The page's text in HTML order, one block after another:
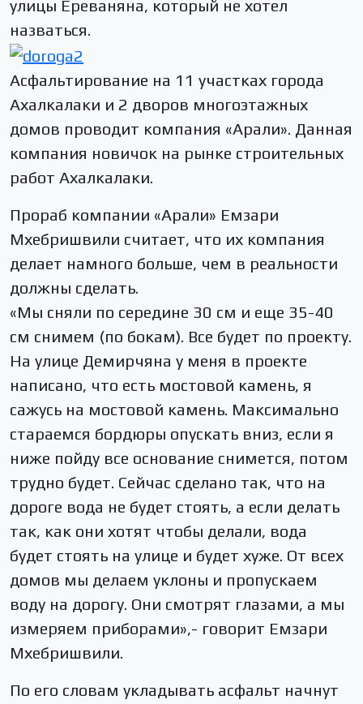
улицы Ереваняна, который не хотел
назваться.
Асфальтирование на 11 участках города
Ахалкалаки и 2 дворов многоэтажных
домов проводит компания «Арали». Данная
компания новичок на рынке строительных
работ Ахалкалаки.
Прораб компании «Арали» Емзари
Мхебришвили считает, что их компания
делает намного больше, чем в реальности
должны сделать.
«Мы сняли по середине 30 см и еще 35-40
см снимем (по бокам). Все будет по проекту.
На улице Демирчяна у меня в проекте
написано, что есть мостовой камень, я
сажусь на мостовой камень. Максимально
стараемся бордюры опускать вниз, если я
ниже пойду все основание снимется, потом
трудно будет. Сейчас сделано так, что на
дороге вода не будет стоять, а если делать
так, как они хотят чтобы делали, вода
будет стоять на улице и будет хуже. От всех
домов мы делаем уклоны и пропускаем
воду на дорогу. Они смотрят глазами, а мы
измеряем приборами»,- говорит Емзари
Мхебришвили.
По его словам укладывать асфальт начнут